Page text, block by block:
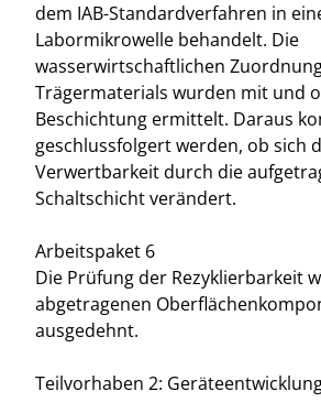
dem IAB-Standardverfahren in
Labormikrowelle behandelt. Die
wasserwirtschaftlichen
Trägermaterials wurden mit und
Beschichtung ermittelt. Daraus
geschlussfolgert werden, ob sich
Verwertbarkeit durch die
Schaltschicht verändert.
Arbeitspaket 6
Die Prüfung der Rezyklierbarkeit
abgetragenen
ausgedehnt.
Teilvorhaben 2: